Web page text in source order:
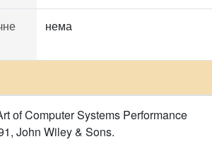
нема
оf Computer Systems Performance
John Wiley & Sons.